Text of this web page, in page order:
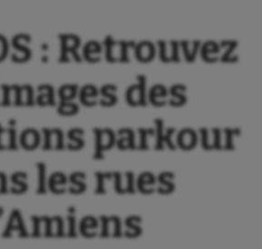
: Retrouvez
des
parkour
les rues